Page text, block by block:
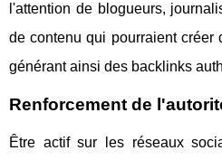
l'attention de blogueurs,
de contenu qui pourraient créer
générant ainsi des backlinks
Renforcement de
Être actif sur les réseaux